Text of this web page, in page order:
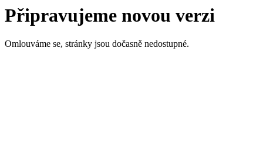
Připravujeme novou verzi
Omlouváme se, stránky jsou dočasně nedostupné.